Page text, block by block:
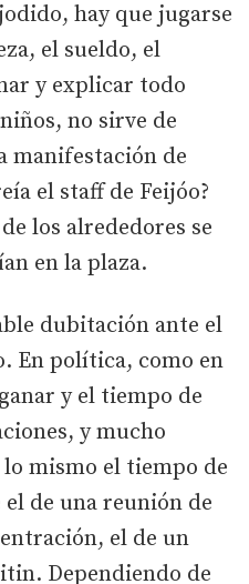
hay que jugarse
el sueldo, el
y explicar todo
no sirve de
manifestación de
el staff de Feijóo?
los alrededores se
en la plaza.
dubitación ante el
En política, como en
y el tiempo de
y mucho
lo mismo el tiempo de
de una reunión de
el de un
Dependiendo de